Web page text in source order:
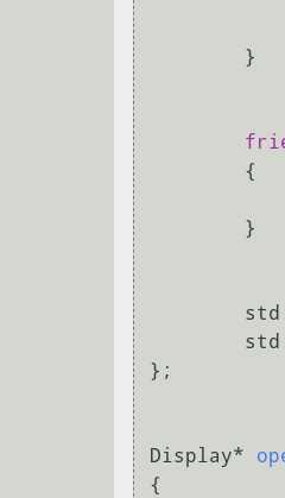
};
Display*
{